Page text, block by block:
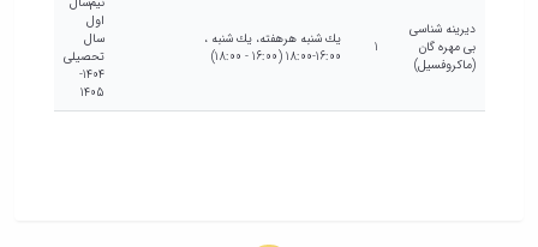
دیرینه شناسی
بی مهره گان
(ماکروفسیل)
1
يك شنبه هرهفته، يك شنبه ،
16:00-18:00 (16:00 - 18:00)
اول
سال
تحصیلی
1404-
1405